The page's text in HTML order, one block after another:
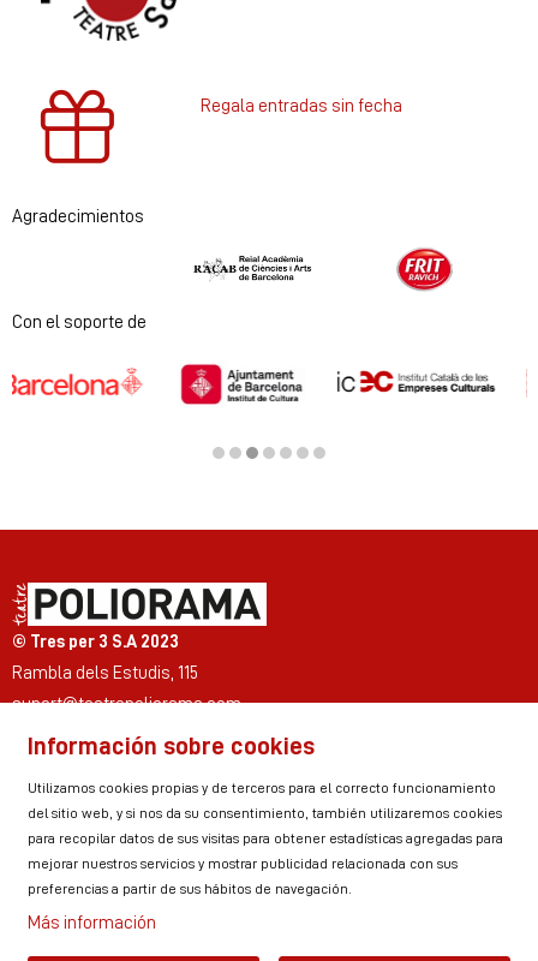
Regala entradas sin fecha
Agradecimientos
Diapositiva 1 de 2
Con el soporte de
© Tres per 3 S.A 2023
Rambla dels Estudis, 115
suport@teatrepoliorama.com
Link a instagram
Link a youtube
Link a twitter
Link a facebook
Link a ticktok
Link a linkedin
Sitemap Aviso Legal
Uso de Cookies
Política de privacidad
Información sobre cookies
Utilizamos cookies propias y de terceros para el correcto funcionamiento
del sitio web, y si nos da su consentimiento, también utilizaremos cookies
para recopilar datos de sus visitas para obtener estadísticas agregadas para
mejorar nuestros servicios y mostrar publicidad relacionada con sus
preferencias a partir de sus hábitos de navegación.
Más información